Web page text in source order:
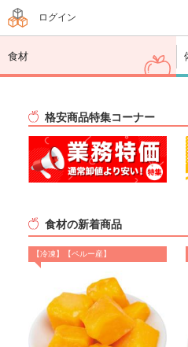
ログイン
食材
格安商品特集コーナー
食材の新着商品
【冷凍】【ペルー産】